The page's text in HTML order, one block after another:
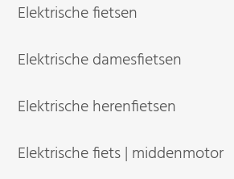
Elektrische fietsen
Elektrische damesfietsen
Elektrische herenfietsen
Elektrische fiets | middenmotor